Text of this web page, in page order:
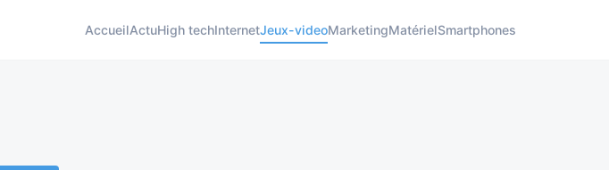
AccueilActuHigh techInternetJeux-videoMarketingMatérielSmartphones